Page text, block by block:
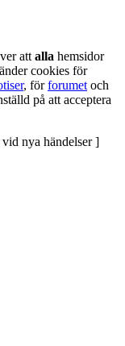
att alla hemsidor
cookies för
, förforumet och
på att acceptera
nya händelser ]